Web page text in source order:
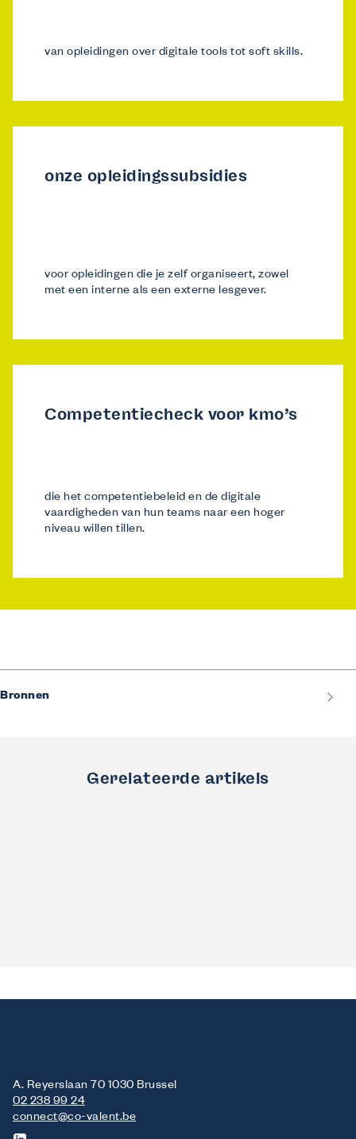
van opleidingen over digitale tools tot soft skills.
onze opleidingssubsidies
voor opleidingen die je zelf organiseert, zowel
met een interne als een externe lesgever.
Competentiecheck voor kmo’s
die het competentiebeleid en de digitale
vaardigheden van hun teams naar een hoger
niveau willen tillen.
Bronnen
Gerelateerde artikels
A. Reyerslaan 70 1030 Brussel
02 238 99 24
connect@co-valent.be